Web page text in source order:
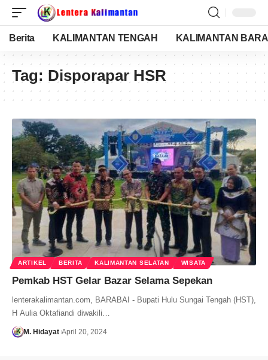
Berita KALIMANTAN TENGAH KALIMANTAN
Tag: Disporapar HSR
ARTIKEL BERITA KALIMANTAN SELATAN WISATA
Pemkab HST Gelar Bazar Selama Sepekan
lenterakalimantan.com, BARABAI - Bupati Hulu Sungai Tengah (HST),
H Aulia Oktafiandi diwakili…
M. Hidayat April 20, 2024